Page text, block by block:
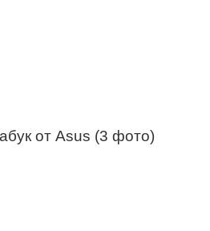
от Asus (3 фото)